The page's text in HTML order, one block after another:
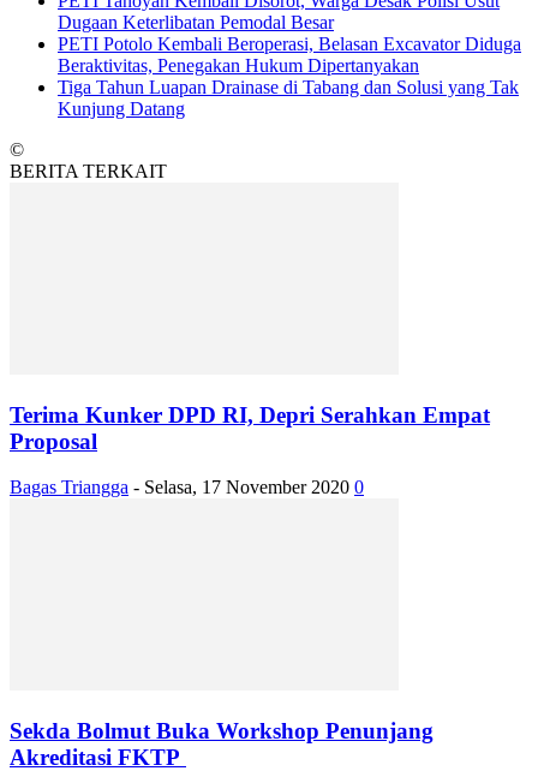
Dugaan Keterlibatan Pemodal Besar
PETI Potolo Kembali Beroperasi, Belasan Excavator Diduga
Beraktivitas, Penegakan Hukum Dipertanyakan
Tiga Tahun Luapan Drainase di Tabang dan Solusi yang Tak
Kunjung Datang
©
BERITA TERKAIT
Terima Kunker DPD RI, Depri Serahkan Empat
Proposal
Bagas Triangga - Selasa, 17 November 2020 0
Sekda Bolmut Buka Workshop Penunjang
Akreditasi FKTP